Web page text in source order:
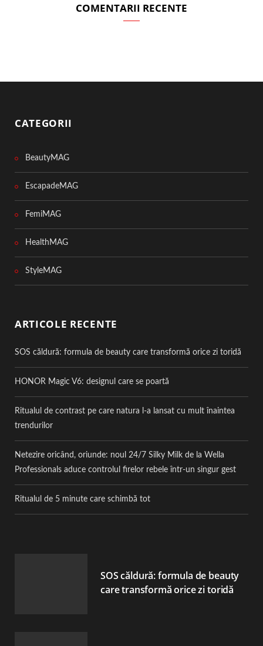
COMENTARII RECENTE
CATEGORII
BeautyMAG
EscapadeMAG
FemiMAG
HealthMAG
StyleMAG
ARTICOLE RECENTE
SOS căldură: formula de beauty care transformă orice zi toridă
HONOR Magic V6: designul care se poartă
Ritualul de contrast pe care natura l-a lansat cu mult înaintea
trendurilor
Netezire oricând, oriunde: noul 24/7 Silky Milk de la Wella
Professionals aduce controlul firelor rebele într-un singur gest
Ritualul de 5 minute care schimbă tot
SOS căldură: formula de beauty
care transformă orice zi toridă